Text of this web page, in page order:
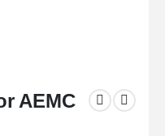
AEMC